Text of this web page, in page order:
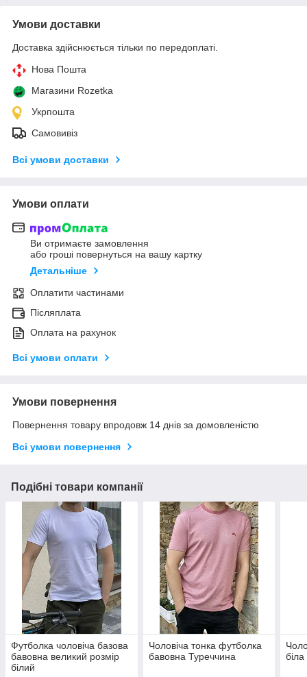
Умови доставки
Доставка здійснюється тільки по передоплаті.
Нова Пошта
Магазини Rozetka
Укрпошта
Самовивіз
Всі умови доставки
Умови оплати
Ви отримаєте замовлення
або гроші повернуться на вашу картку
Детальніше
Оплатити частинами
Післяплата
Оплата на рахунок
Всі умови оплати
Умови повернення
Повернення товару впродовж 14 днів за домовленістю
Всі умови повернення
Подібні товари компанії
Футболка чоловіча базова
бавовна великий розмір
білий
Чоловіча тонка футболка
бавовна Туреччина